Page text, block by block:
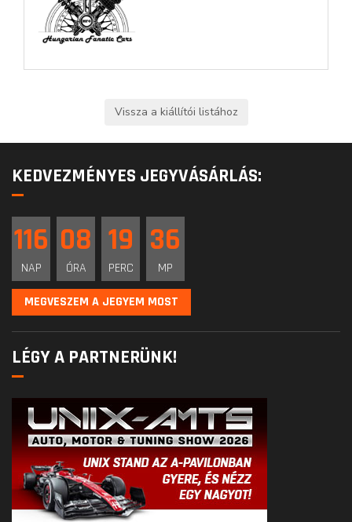
KEDVEZMÉNYES JEGYVÁSÁRLÁS:
116
NAP
08
ÓRA
19
PERC
36
MP
MEGVESZEM A JEGYEM MOST
LÉGY A PARTNERÜNK!